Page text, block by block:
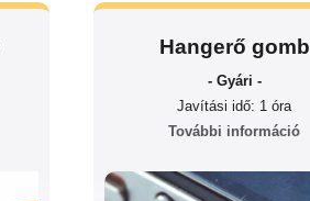
Hangerő gomb
- Gyári -
Javítási idő: 1 óra
További információ